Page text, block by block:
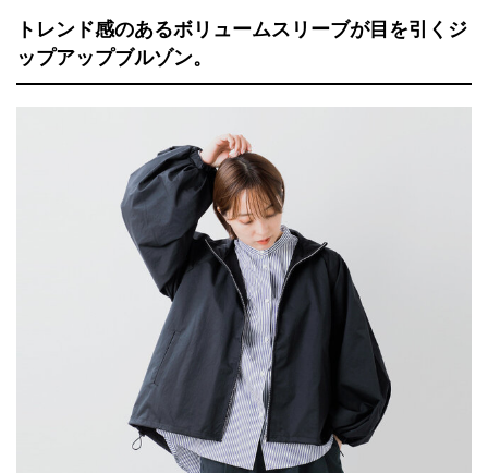
トレンド感のあるボリュームスリーブが目を引くジ
ップアップブルゾン。